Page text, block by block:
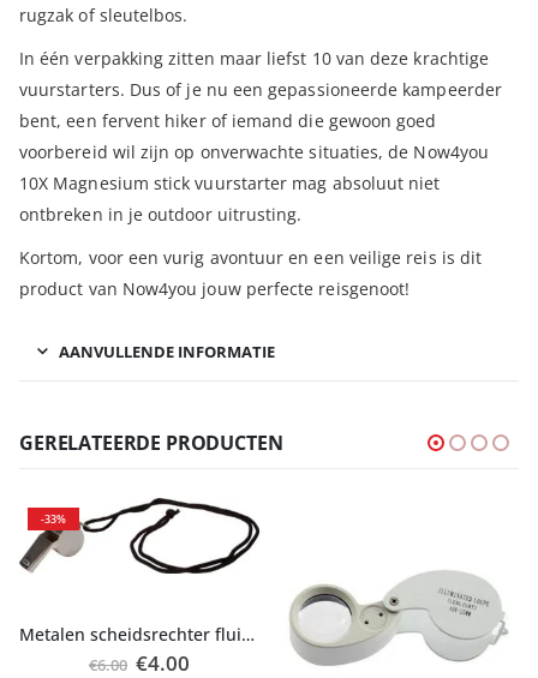
rugzak of sleutelbos.
In één verpakking zitten maar liefst 10 van deze krachtige
vuurstarters. Dus of je nu een gepassioneerde kampeerder
bent, een fervent hiker of iemand die gewoon goed
voorbereid wil zijn op onverwachte situaties, de Now4you
10X Magnesium stick vuurstarter mag absoluut niet
ontbreken in je outdoor uitrusting.
Kortom, voor een vurig avontuur en een veilige reis is dit
product van Now4you jouw perfecte reisgenoot!
AANVULLENDE INFORMATIE
GERELATEERDE PRODUCTEN
-33%
Metalen scheidsrechter fluitje met koord zwart 2 stuks
€6.00 Oorspronkelijke
€4.00Huidige